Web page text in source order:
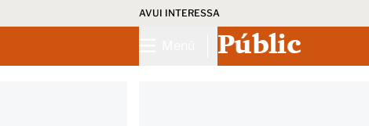
AVUI INTERESSA
Públic